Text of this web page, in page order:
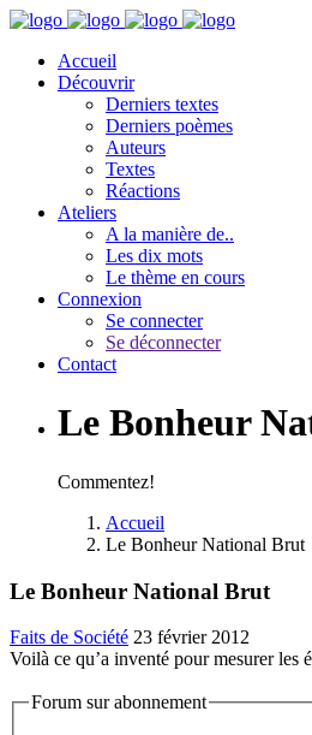
Accueil
Découvrir
Derniers textes
Derniers poèmes
Auteurs
Textes
Réactions
Ateliers
A la manière de..
Les dix mots
Le thème en cours
Connexion
Se connecter
Se déconnecter
Contact
Le Bonheur
Commentez!
Accueil
Le Bonheur National Brut
Le Bonheur National Brut
Faits de Société 23 février 2012
Voilà ce qu’a inventé pour mesurer les
Forum sur abonnement